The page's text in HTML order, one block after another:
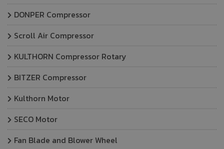
DONPER Compressor
Scroll Air Compressor
KULTHORN Compressor Rotary
BITZER Compressor
Kulthorn Motor
SECO Motor
Fan Blade and Blower Wheel